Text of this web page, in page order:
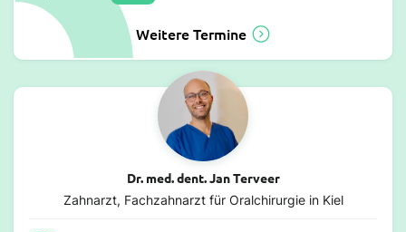
Weitere Termine
Dr. med. dent. Jan Terveer
Zahnarzt, Fachzahnarzt für Oralchirurgie in Kiel